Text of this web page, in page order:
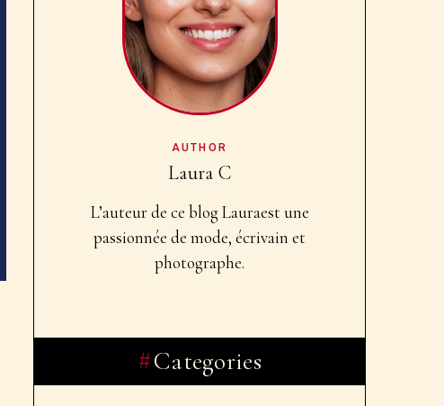
AUTHOR
Laura C
L’auteur de ce blog Lauraest une
passionnée de mode, écrivain et
photographe.
Categories